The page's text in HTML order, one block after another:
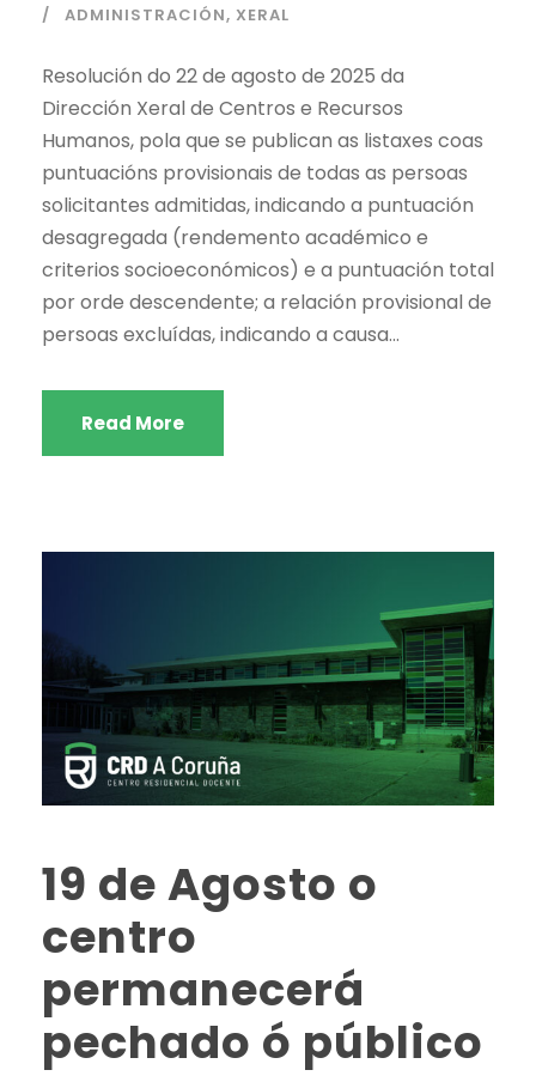
ADMINISTRACIÓN, XERAL
Resolución do 22 de agosto de 2025 da
Dirección Xeral de Centros e Recursos
Humanos, pola que se publican as listaxes coas
puntuacións provisionais de todas as persoas
solicitantes admitidas, indicando a puntuación
desagregada (rendemento académico e
criterios socioeconómicos) e a puntuación total
por orde descendente; a relación provisional de
persoas excluídas, indicando a causa...
Read More
19 de Agosto o
centro
permanecerá
pechado ó público